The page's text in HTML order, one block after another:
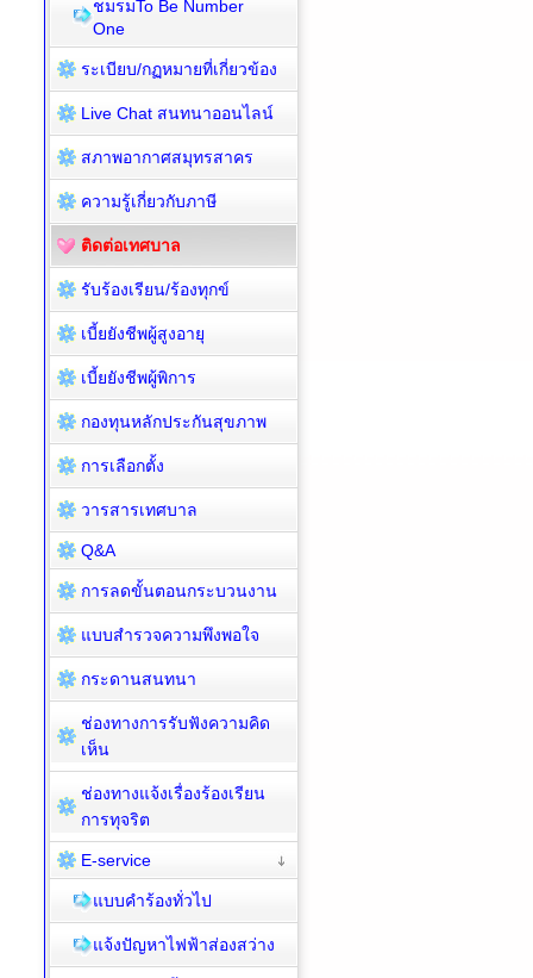
ชมรมTo Be Number
One
ระเบียบ/กฏหมายที่เกี่ยวข้อง
Live Chat สนทนาออนไลน์
สภาพอากาศสมุทรสาคร
ความรู้เกี่ยวกับภาษี
ติดต่อเทศบาล
รับร้องเรียน/ร้องทุกข์
เบี้ยยังชีพผู้สูงอายุ
เบี้ยยังชีพผู้พิการ
กองทุนหลักประกันสุขภาพ
การเลือกตั้ง
วารสารเทศบาล
Q&A
การลดขั้นตอนกระบวนงาน
แบบสำรวจความพึงพอใจ
กระดานสนทนา
ช่องทางการรับฟังความคิด
เห็น
ช่องทางแจ้งเรื่องร้องเรียน
การทุจริต
E-service
แบบคำร้องทั่วไป
แจ้งปัญหาไฟฟ้าส่องสว่าง